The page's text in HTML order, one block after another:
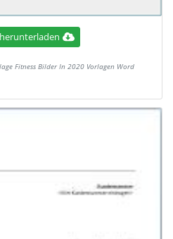
Fitness Bilder In 2020 Vorlagen Word